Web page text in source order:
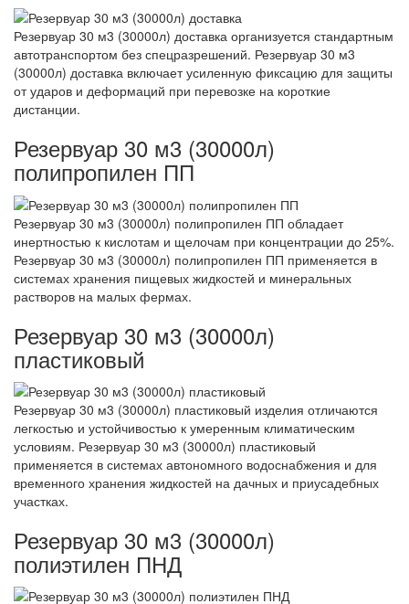
Резервуар 30 м3 (30000л) доставка организуется стандартным
автотранспортом без спецразрешений. Резервуар 30 м3
(30000л) доставка включает усиленную фиксацию для защиты
от ударов и деформаций при перевозке на короткие
дистанции.
Резервуар 30 м3 (30000л)
полипропилен ПП
Резервуар 30 м3 (30000л) полипропилен ПП обладает
инертностью к кислотам и щелочам при концентрации до 25%.
Резервуар 30 м3 (30000л) полипропилен ПП применяется в
системах хранения пищевых жидкостей и минеральных
растворов на малых фермах.
Резервуар 30 м3 (30000л)
пластиковый
Резервуар 30 м3 (30000л) пластиковый изделия отличаются
легкостью и устойчивостью к умеренным климатическим
условиям. Резервуар 30 м3 (30000л) пластиковый
применяется в системах автономного водоснабжения и для
временного хранения жидкостей на дачных и приусадебных
участках.
Резервуар 30 м3 (30000л)
полиэтилен ПНД